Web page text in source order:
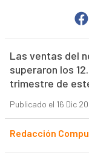
Las ventas del
superaron los
trimestre de
Publicado el 16 Dic
Redacción